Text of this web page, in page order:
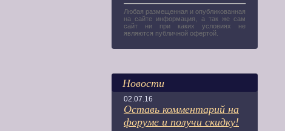
Любая размещенная и опубликованная
на сайте информация, а так же сам
сайт ни при каких условиях не
являются публичной офертой.
Новости
02.07.16
Оставь комментарий на
форуме и получи скидку!